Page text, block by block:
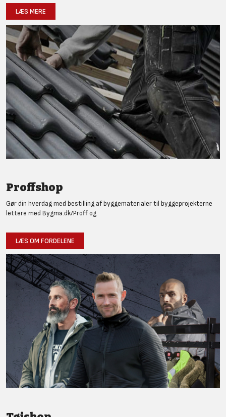
LÆS MERE
Proffshop
Gør din hverdag med bestilling af byggematerialer til byggeprojekterne
lettere med Bygma.dk/Proff og
LÆS OM FORDELENE